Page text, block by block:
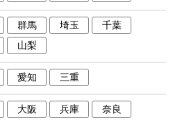
群馬 埼玉
千葉
山梨
愛知 三重
大阪 兵庫
奈良